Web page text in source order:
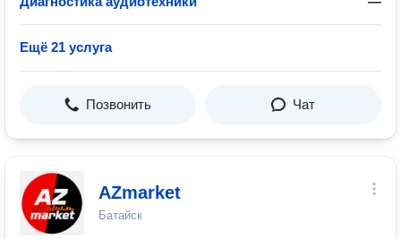
Ещё 21 услуга
Позвонить Чат
AZmarket
Батайск